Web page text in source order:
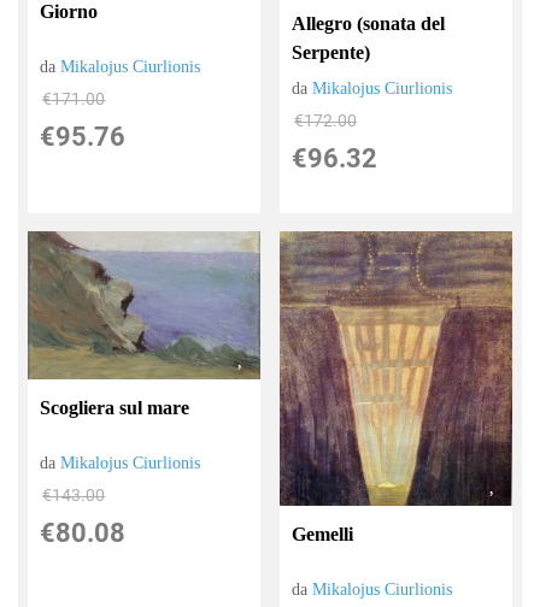
Giorno
daMikalojus Ciurlionis
€171.00
€95.76
Allegro (sonata del
Serpente)
daMikalojus Ciurlionis
€172.00
€96.32
Scogliera sul mare
daMikalojus Ciurlionis
€143.00
€80.08 Gemelli
daMikalojus Ciurlionis